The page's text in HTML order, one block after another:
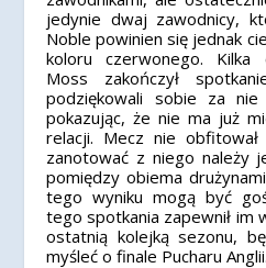
jedynie dwaj zawodnicy,
Noble powinien się jednak
koloru czerwonego. Kilka
Moss zakończył
podziękowali sobie za nie
pokazując, że nie ma już
relacji. Mecz nie
zanotować z niego należy
pomiędzy obiema
tego wyniku mogą być
tego spotkania zapewnił
ostatnią kolejką sezonu,
myśleć o finale Pucharu Anglii.